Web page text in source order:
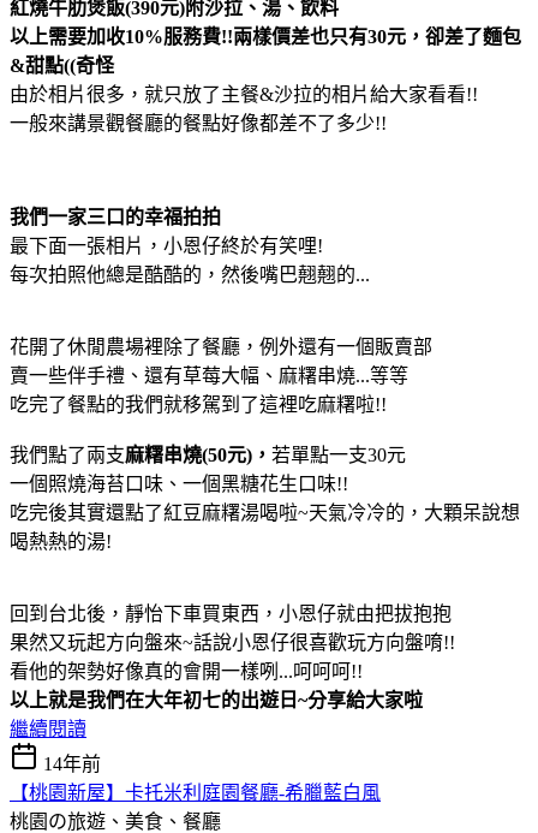
紅燒牛肋煲飯(390元)附沙拉、湯、飲料
以上需要加收10%服務費!!兩樣價差也只有30元，卻差了麵包
&甜點((奇怪
由於相片很多，就只放了主餐&沙拉的相片給大家看看!!
一般來講景觀餐廳的餐點好像都差不了多少!!
我們一家三口的幸福拍拍
最下面一張相片，小恩仔終於有笑哩!
每次拍照他總是酷酷的，然後嘴巴翹翹的...
花開了休閒農場裡除了餐廳，例外還有一個販賣部
賣一些伴手禮、還有草莓大幅、麻糬串燒...等等
吃完了餐點的我們就移駕到了這裡吃麻糬啦!!
我們點了兩支麻糬串燒(50元)， 若單點一支30元
一個照燒海苔口味、一個黑糖花生口味!!
吃完後其實還點了紅豆麻糬湯喝啦~天氣冷冷的，大顆呆說想
喝熱熱的湯!
回到台北後，靜怡下車買東西，小恩仔就由把拔抱抱
果然又玩起方向盤來~話說小恩仔很喜歡玩方向盤唷!!
看他的架勢好像真的會開一樣咧...呵呵呵!!
以上就是我們在大年初七的出遊日~分享給大家啦
繼續閱讀
14年前
【桃園新屋】卡托米利庭園餐廳-希臘藍白風
桃園の旅遊、美食、餐廳